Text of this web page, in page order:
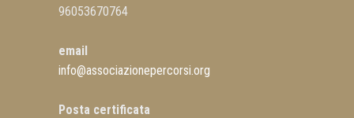
96053670764
email
info@associazionepercorsi.org
Posta certificata